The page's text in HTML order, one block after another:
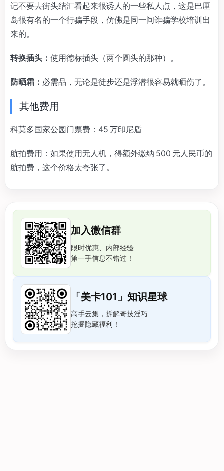
记不要去街头结汇看起来很诱人的一些私人点，这是巴厘
岛很有名的一个行骗手段，仿佛是同一间诈骗学校培训出
来的。
转换插头： 使用德标插头（两个圆头的那种）。
防晒霜： 必需品，无论是徒步还是浮潜很容易就晒伤了。
其他费用
科莫多国家公园门票费：45 万印尼盾
航拍费用：如果使用无人机，得额外缴纳 500 元人民币的
航拍费，这个价格太夸张了。
加入微信群
限时优惠、内部经验
第一手信息不错过！
「美卡101」知识星球
高手云集，拆解奇技淫巧
挖掘隐藏福利！